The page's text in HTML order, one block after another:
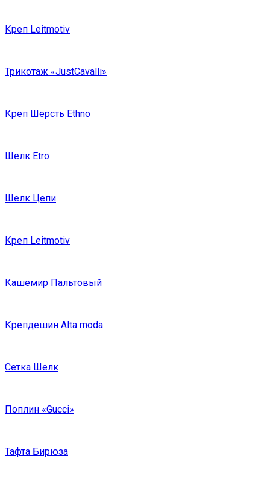
Креп Leitmotiv
Трикотаж «JustCavalli»
Креп Шерсть Ethno
Шелк Etro
Шелк Цепи
Креп Leitmotiv
Кашемир Пальтовый
Крепдешин Alta moda
Сетка Шелк
Поплин «Gucci»
Тафта Бирюза